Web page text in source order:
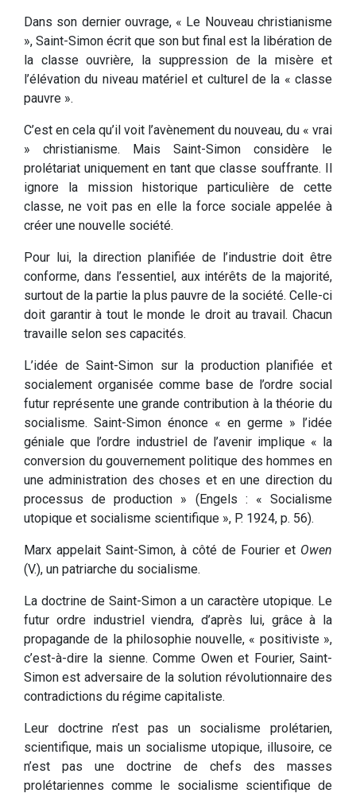
Dans son dernier ouvrage, « Le Nouveau christianisme
», Saint-Simon écrit que son but final est la libération de
la classe ouvrière, la suppression de la misère et
l’élévation du niveau matériel et culturel de la « classe
pauvre ».
C’est en cela qu’il voit l’avènement du nouveau, du « vrai
» christianisme. Mais Saint-Simon considère le
prolétariat uniquement en tant que classe souffrante. Il
ignore la mission historique particulière de cette
classe, ne voit pas en elle la force sociale appelée à
créer une nouvelle société.
Pour lui, la direction planifiée de l’industrie doit être
conforme, dans l’essentiel, aux intérêts de la majorité,
surtout de la partie la plus pauvre de la société. Celle-ci
doit garantir à tout le monde le droit au travail. Chacun
travaille selon ses capacités.
L’idée de Saint-Simon sur la production planifiée et
socialement organisée comme base de l’ordre social
futur représente une grande contribution à la théorie du
socialisme. Saint-Simon énonce « en germe » l’idée
géniale que l’ordre industriel de l’avenir implique « la
conversion du gouvernement politique des hommes en
une administration des choses et en une direction du
processus de production » (Engels : « Socialisme
utopique et socialisme scientifique », P. 1924, p. 56).
Marx appelait Saint-Simon, à côté de Fourier et Owen
(V.), un patriarche du socialisme.
La doctrine de Saint-Simon a un caractère utopique. Le
futur ordre industriel viendra, d’après lui, grâce à la
propagande de la philosophie nouvelle, « positiviste »,
c’est-à-dire la sienne. Comme Owen et Fourier, Saint-
Simon est adversaire de la solution révolutionnaire des
contradictions du régime capitaliste.
Leur doctrine n’est pas un socialisme prolétarien,
scientifique, mais un socialisme utopique, illusoire, ce
n’est pas une doctrine de chefs des masses
prolétariennes comme le socialisme scientifique de